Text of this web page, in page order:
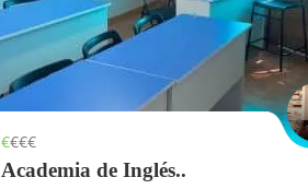
€€€€
Academia de Inglés..